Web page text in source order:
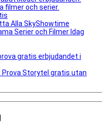
filmer och serier.
Alla SkyShowtime
Serier och Filmer Idag
gratis erbjudandet i
Storytel gratis utan